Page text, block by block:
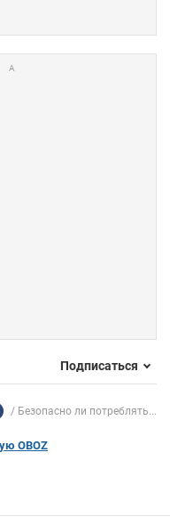
Подписаться
Безопасно ли потреблять...
OBOZ